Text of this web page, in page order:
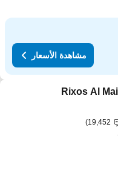
مشاهدة الأسعار
Add to
Rixos Al
19,452